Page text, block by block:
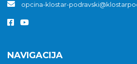
opcina-klostar-
NAVIGACIJA